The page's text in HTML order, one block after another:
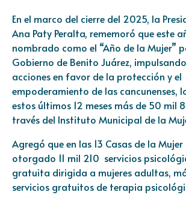
En el marco del cierre del 2025, la
Ana Paty Peralta, rememoró que este
nombrado como el “Año de la Mujer”
Gobierno de Benito Juárez,
acciones en favor de la protección y el
empoderamiento de las cancunenses,
estos últimos 12 meses más de 50 mil
través del Instituto Municipal de la
Agregó que en las 13 Casas de la Mujer
otorgado 11 mil 210 servicios
gratuita dirigida a mujeres adultas,
servicios gratuitos de terapia